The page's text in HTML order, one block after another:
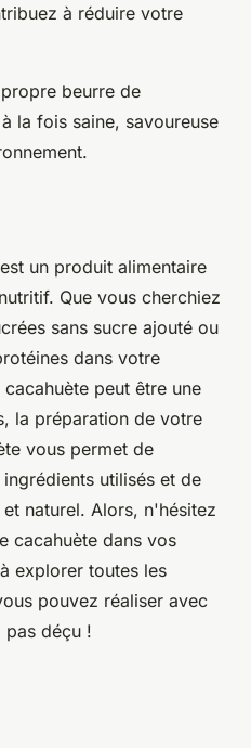
à réduire votre
beurre de
la fois saine, savoureuse
est un produit alimentaire
Que vous cherchiez
sans sucre ajouté ou
dans votre
peut être une
la préparation de votre
vous permet de
utilisés et de
naturel. Alors, n'hésitez
cacahuète dans vos
explorer toutes les
pouvez réaliser avec
pas déçu !